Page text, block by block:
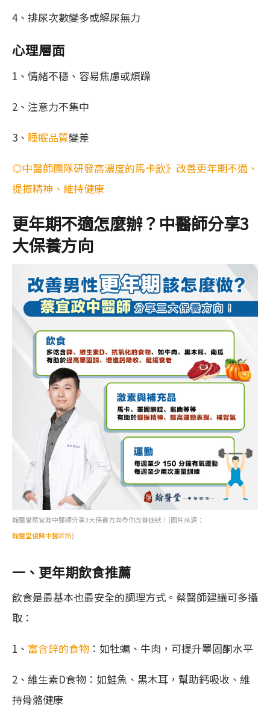
4、排尿次數變多或解尿無力
心理層面
1、情緒不穩、容易焦慮或煩躁
2、注意力不集中
3、 睡眠品質變差
◎中醫師團隊研發高濃度的馬卡飲》改善更年期不適、
提振精神、維持健康
更年期不適怎麼辦？中醫師分享3
大保養方向
翰醫堂蔡宜政中醫師分享3大保養方向帶你改善症狀！(圖片來源：
翰醫堂復興中醫診所)
一、更年期飲食推薦
飲食是最基本也最安全的調理方式。蔡醫師建議可多攝
取：
1、 富含鋅的食物 ：如牡蠣、牛肉，可提升睪固酮水平
2、維生素D食物：如鮭魚、黑木耳，幫助鈣吸收、維
持骨骼健康